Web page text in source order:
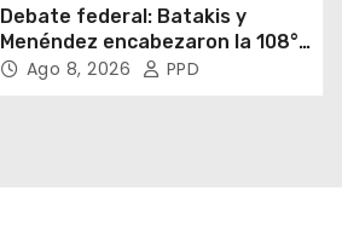
Debate federal: Batakis y
Menéndez encabezaron la 108°
Asamblea del CNV
Ago 8, 2026 PPD